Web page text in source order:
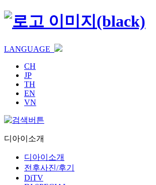
LANGUAGE
CH
JP
TH
EN
VN
디아이소개
디아이소개
전후사진/후기
DiTV